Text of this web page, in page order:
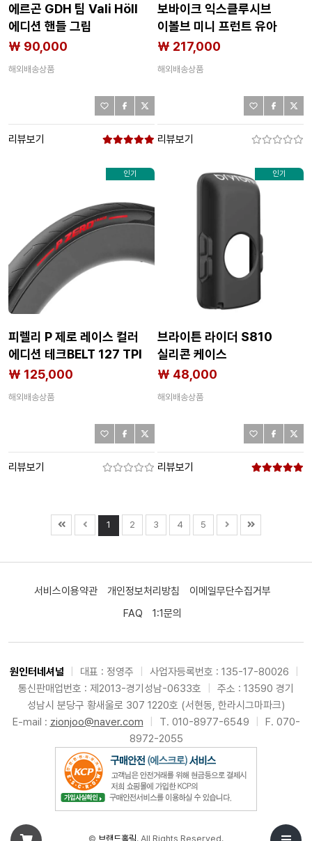
에르곤 GDH 팀 Vali Höll
에디션 핸들 그립
3142324205
₩ 90,000
해외배송상품
리뷰보기
보바이크 익스클루시브
이볼브 미니 프런트 유아
자전거 시트 3142210446
₩ 217,000
해외배송상품
리뷰보기
인기
피렐리 P 제로 레이스 컬러
에디션 테크BELT 127 TPI
스마트EVO 700C x 28
₩ 125,000
해외배송상품
리뷰보기
인기
브라이튼 라이더 S810
실리콘 케이스
3142158838
₩ 48,000
해외배송상품
리뷰보기
1 2 3 4 5
서비스이용약관 개인정보처리방침
이메일무단수집거부
FAQ
1:1문의
원인터네셔널 대표 : 정영주 사업자등록번호 : 135-17-80026
통신판매업번호 : 제2013-경기성남-0633호
주소 : 13590 경기
성남시 분당구 황새울로 307 1220호 (서현동, 한라시그마파크)
E-mail : zionjoo@naver.com T. 010-8977-6549
F. 070-
8972-2055
© 브랜드홀릭. All Rights Reserved.